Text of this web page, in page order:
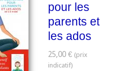
pour les
parents et
les ados
25,00 €